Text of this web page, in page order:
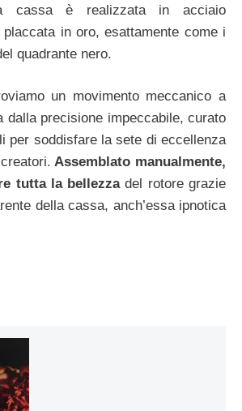
cassa è realizzata in acciaio
in oro, esattamente come i
quadrante nero.
un movimento meccanico a
dalla precisione impeccabile, curato
per soddisfare la sete di eccellenza
Assemblato manualmente,
tutta la bellezzadel rotore grazie
della cassa, anch’essa ipnotica